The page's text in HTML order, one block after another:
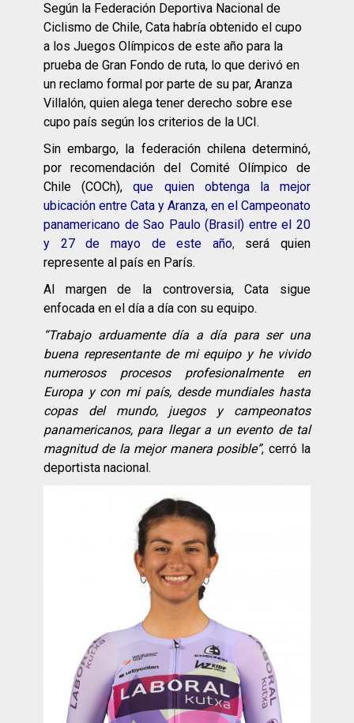
Según la Federación Deportiva Nacional de
Ciclismo de Chile, Cata habría obtenido el cupo
a los Juegos Olímpicos de este año para la
prueba de Gran Fondo de ruta, lo que derivó en
un reclamo formal por parte de su par, Aranza
Villalón, quien alega tener derecho sobre ese
cupo país según los criterios de la UCI.
Sin embargo, la federación chilena determinó,
por recomendación del Comité Olímpico de
Chile (COCh),
que quien obtenga la mejor
ubicación entre Cata y Aranza, en el Campeonato
panamericano de Sao Paulo (Brasil) entre el 20
y 27 de mayo de este año,será quien
represente al país en París.
Al margen de la controversia, Cata sigue
enfocada en el día a día con su equipo.
“Trabajo arduamente día a día para ser una
buena representante de mi equipo y he vivido
numerosos procesos profesionalmente en
Europa y con mi país, desde mundiales hasta
copas del mundo, juegos y campeonatos
panamericanos, para llegar a un evento de tal
magnitud de la mejor manera posible”, cerró la
deportista nacional.